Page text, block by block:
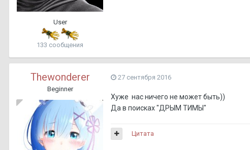
User
133 сообщения
Thewonderer
Beginner
27 сентября 2016
Хуже нас ничего не может быть))
Да в поисках "ДРЫМ ТИМЫ"
Цитата